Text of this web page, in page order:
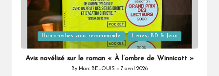
Posted
in
Humanvibes vous recommande Livres, BD & Jeux
Avis novélisé sur le roman « À l’ombre de Winnicott »
Posted
By Marc BELOUIS 7 avril 2026